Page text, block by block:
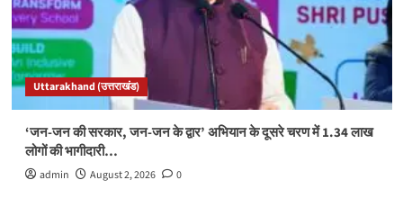
Uttarakhand (उत्तराखंड)
‘जन-जन की सरकार, जन-जन के द्वार’ अभियान के दूसरे चरण में 1.34 लाख
लोगों की भागीदारी…
admin August 2, 2026 0